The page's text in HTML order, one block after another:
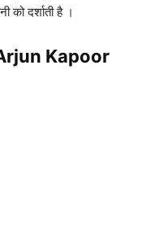
दर्शाती है ।
Kapoor